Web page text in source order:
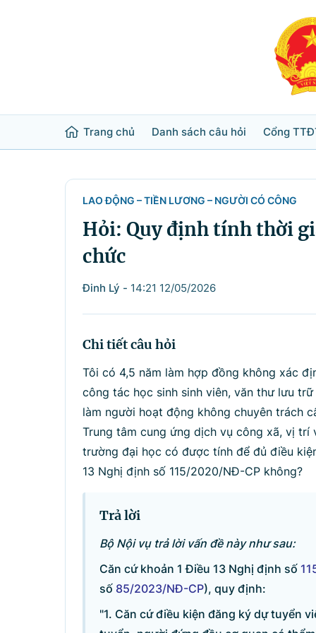
Trang chủ Danh sách câu hỏi Cổng
Tìm trong
Lĩnh vực
LAO ĐỘNG – TIỀN LƯƠNG – NGƯỜI CÓ CÔNG
Hỏi: Quy định tính thời
chức
Đinh Lý - 14:21 12/05/2026
Chi tiết câu hỏi
Tôi có 4,5 năm làm hợp đồng không xác
công tác học sinh sinh viên, văn thư lưu
làm người hoạt động không chuyên trách
Trung tâm cung ứng dịch vụ công xã, vị
trường đại học có được tính để đủ điều
13 Nghị định số 115/2020/NĐ-CP không?
Trả lời
Bộ Nội vụ trả lời vấn đề này như sau:
Căn cứ khoản 1 Điều 13 Nghị định số
số 85/2023/NĐ-CP), quy định:
"1. Căn cứ điều kiện đăng ký dự tuyển